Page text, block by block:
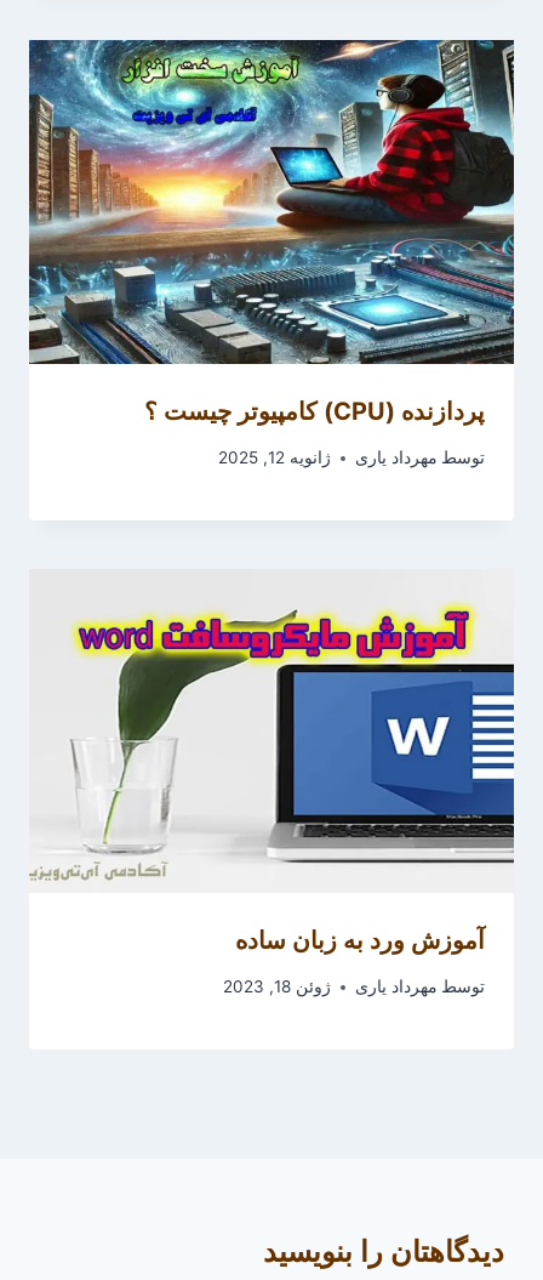
پردازنده (CPU) کامپیوتر چیست ؟
توسط مهرداد یاری ژانویه 12, 2025
آموزش ورد به زبان ساده
توسط مهرداد یاری ژوئن 18, 2023
دیدگاهتان را بنویسید